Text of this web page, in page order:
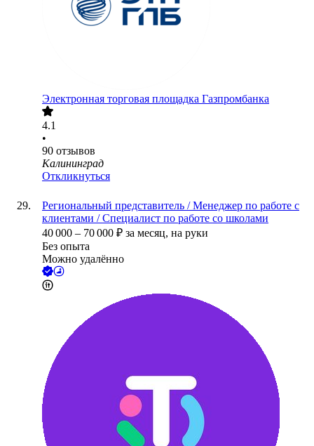
Электронная торговая площадка Газпромбанка
4.1
•
90 отзывов
Калининград
Откликнуться
Региональный представитель / Менеджер по работе с
клиентами / Специалист по работе со школами
40 000 – 70 000 ₽ за месяц, на руки
Без опыта
Можно удалённо